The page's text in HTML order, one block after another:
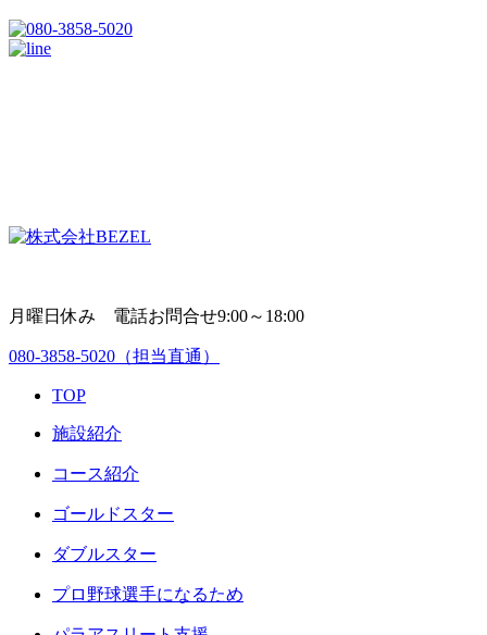
月曜日休み 電話お問合せ9:00～18:00
080-3858-5020 （担当直通）
TOP
施設紹介
コース紹介
ゴールドスター
ダブルスター
プロ野球選手になるため